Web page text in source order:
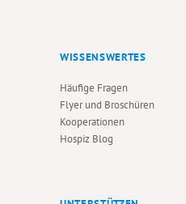
WISSENSWERTES
Häufige Fragen
Flyer und Broschüren
Kooperationen
Hospiz Blog